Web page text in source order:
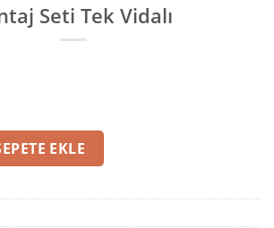
Seti Tek Vidalı
Tek Vidalı adet
EKLE